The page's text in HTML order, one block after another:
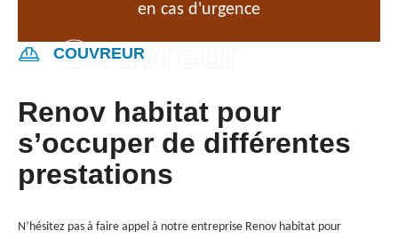
en cas d'urgence
COUVREUR
Renov habitat pour
s’occuper de différentes
prestations
N’hésitez pas à faire appel à notre entreprise Renov habitat pour